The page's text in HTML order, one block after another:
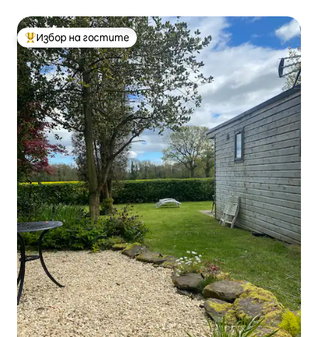
Най-популярен избор на гостите
Избор на гостите